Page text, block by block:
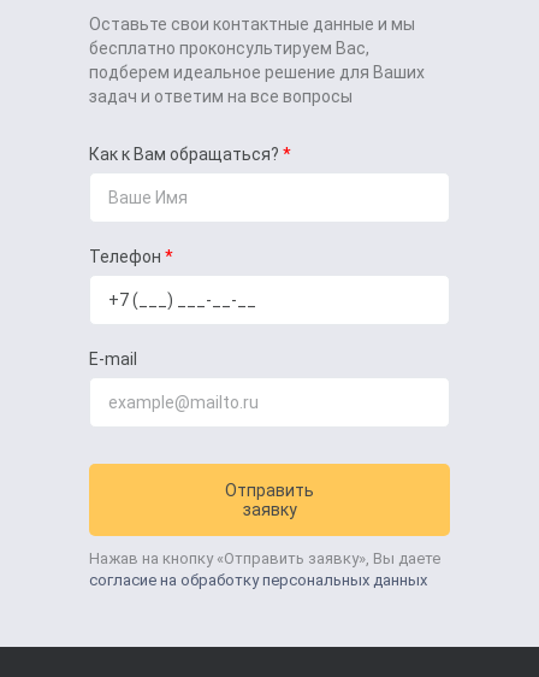
Оставьте свои контактные данные и мы
бесплатно проконсультируем Вас,
подберем идеальное решение для Ваших
задач и ответим на все вопросы
Как к Вам обращаться?
Телефон
E-mail
Отправить
заявку
Нажав на кнопку «Отправить заявку», Вы даете
согласие на обработку персональных данных